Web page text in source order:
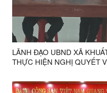
LÃNH ĐẠO UBND XÃ
THỰC HIỆN NGHỊ QUYẾT
CHẾ BIẾN TIÊU